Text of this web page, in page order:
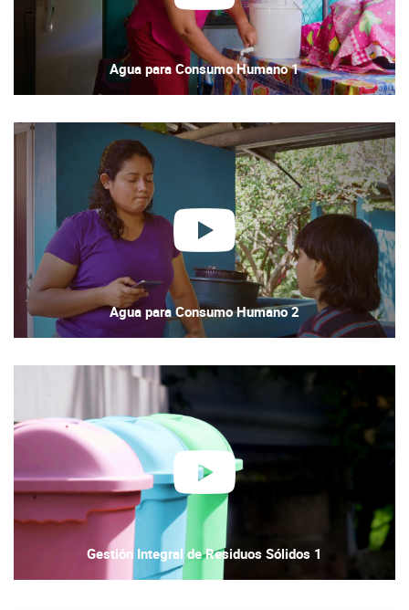
Video
Agua para Consumo Humano 1
Play
Video
Agua para Consumo Humano 2
Play
Video
Gestión Integral de Residuos Sólidos 1